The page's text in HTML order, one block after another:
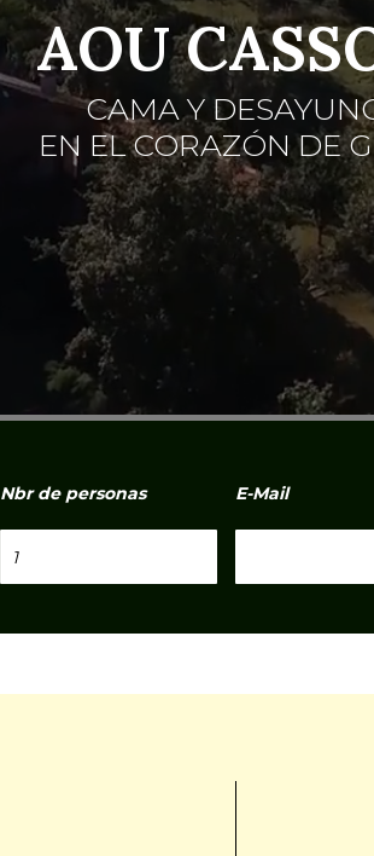
AOU
CAMA Y
EN EL CORAZÓN DE
Nbr de personas E-Mail